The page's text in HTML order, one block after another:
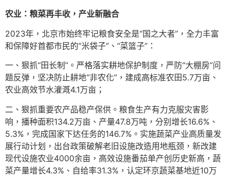
农业：粮菜再丰收，产业新融合
2023年，北京市始终牢记粮食安全是“国之大者”，全力丰富
和保障好首都市民的“米袋子”、“菜篮子”：
一、狠抓“田长制”。严格落实耕地保护制度，严防“大棚房”问
题反弹，坚决防止耕地“非农化”，建成高标准农田5.7万亩、
农业高效节水灌溉4.1万亩；
二、狠抓重要农产品稳产保供。粮食生产有力克服灾害影
响，播种面积134.2万亩、产量47.8万吨，分别增长16.6%、
5.3%，完成国家下达任务的146.7%。实施蔬菜产业高质量发
展行动计划，出台政策破解老旧设施改造用地瓶颈，新改建
现代设施农业4000余亩，高效设施番茄单产创历史新高，蔬
菜产量增长4.3%、自给率31.3%，认定环京蔬菜基地近10万